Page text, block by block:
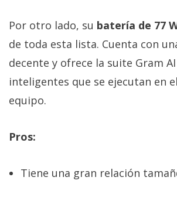
Por otro lado, su batería de 77
de toda esta lista. Cuenta con
decente y ofrece la suite Gram
inteligentes que se ejecutan en
equipo.
Pros:
Tiene una gran relación